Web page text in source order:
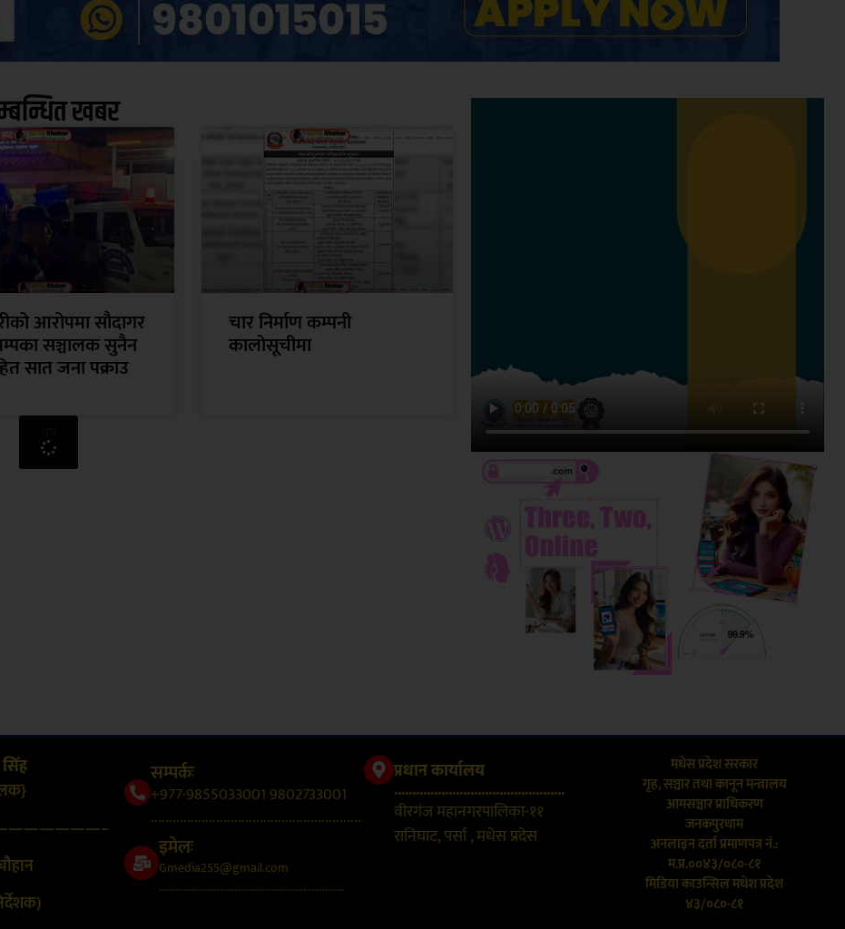
खबर
आरोपमा सौदागर
सञ्चालक सुनैन
सात जना पक्राउ
चार निर्माण कम्पनी
कालोसूचीमा
सिंह
सम्पर्कः
+977-9855033001 9802733001
..........................................................
इमेलः
Gmedia255@gmail.com
....................................................................
प्रधान कार्यालय
...............................................
वीरगंज महानगरपालिका-११
रानिघाट, पर्सा , मधेस प्रदेस
मधेस प्रदेश सरकार
गृह, सञ्चार तथा कानून मन्त्रालय
आमसञ्चार प्राधिकरण
जनकपुरधाम
अनलाइन दर्ता प्रमाणपत्र नं.:
म.प्र.००४३/०८०-८१
मिडिया काउन्सिल मधेश प्रदेश
४३/०८०-८१